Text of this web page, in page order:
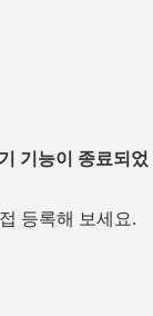
기능이 종료되었
등록해 보세요.